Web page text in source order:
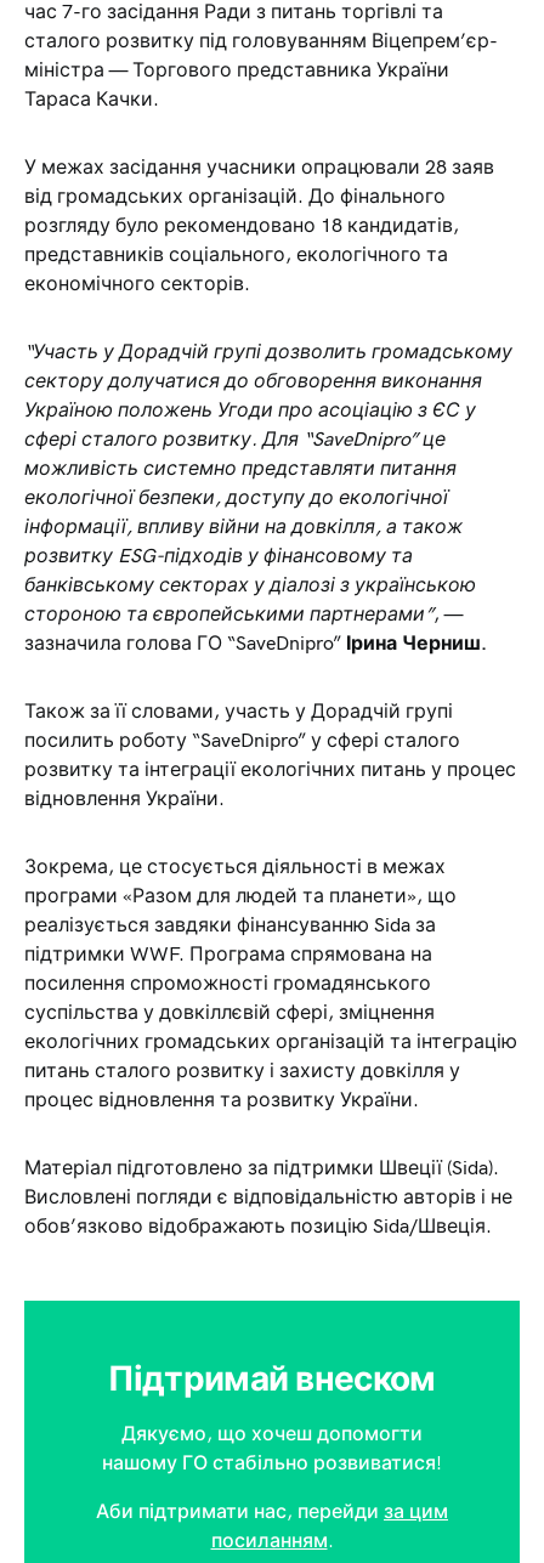
час 7-го засідання Ради з питань торгівлі та
сталого розвитку під головуванням Віцепрем’єр-
міністра — Торгового представника України
Тараса Качки.
У межах засідання учасники опрацювали 28 заяв
від громадських організацій. До фінального
розгляду було рекомендовано 18 кандидатів,
представників соціального, екологічного та
економічного секторів.
“Участь у Дорадчій групі дозволить громадському
сектору долучатися до обговорення виконання
Україною положень Угоди про асоціацію з ЄС у
сфері сталого розвитку. Для “SaveDnipro” це
можливість системно представляти питання
екологічної безпеки, доступу до екологічної
інформації, впливу війни на довкілля, а також
розвитку ESG-підходів у фінансовому та
банківському секторах у діалозі з українською
стороною та європейськими партнерами”, —
зазначила голова ГО “SaveDnipro” Ірина Черниш.
Також за її словами, участь у Дорадчій групі
посилить роботу “SaveDnipro” у сфері сталого
розвитку та інтеграції екологічних питань у процес
відновлення України.
Зокрема, це стосується діяльності в межах
програми «Разом для людей та планети», що
реалізується завдяки фінансуванню Sida за
підтримки WWF. Програма спрямована на
посилення спроможності громадянського
суспільства у довкіллєвій сфері, зміцнення
екологічних громадських організацій та інтеграцію
питань сталого розвитку і захисту довкілля у
процес відновлення та розвитку України.
Матеріал підготовлено за підтримки Швеції (Sida).
Висловлені погляди є відповідальністю авторів і не
обов’язково відображають позицію Sida/Швеція.
Підтримай внеском
Дякуємо, що хочеш допомогти
нашому ГО стабільно розвиватися!
Аби підтримати нас, перейди за цим
посиланням.